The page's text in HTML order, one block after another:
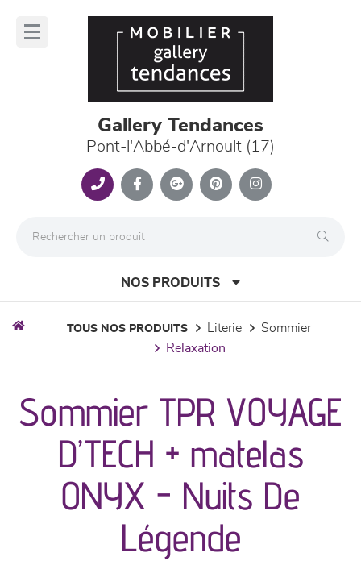
Gallery Tendances
Pont-l'Abbé-d'Arnoult (17)
NOS PRODUITS
séjours
meubles de complément
chambres et dressing
TOUS NOS PRODUITS literie
sommier
relaxation
Sommier TPR VOYAGE
D’TECH + matelas
ONYX - Nuits De
Légende